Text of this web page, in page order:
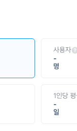
사용자
-
명
1인당
-
일